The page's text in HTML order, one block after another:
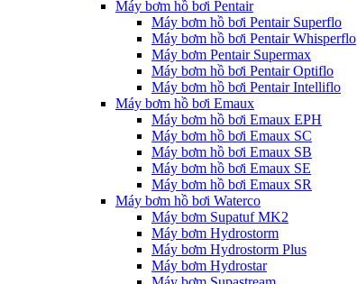
Máy bơm hồ bơi Pentair
Máy bơm hồ bơi Pentair Superflo
Máy bơm hồ bơi Pentair Whisperflo
Máy bơm Pentair Supermax
Máy bơm hồ bơi Pentair Optiflo
Máy bơm hồ bơi Pentair Intelliflo
Máy bơm hồ bơi Emaux
Máy bơm hồ bơi Emaux EPH
Máy bơm hồ bơi Emaux SC
Máy bơm hồ bơi Emaux SB
Máy bơm hồ bơi Emaux SE
Máy bơm hồ bơi Emaux SR
Máy bơm hồ bơi Waterco
Máy bơm Supatuf MK2
Máy bơm Hydrostorm
Máy bơm Hydrostorm Plus
Máy bơm Hydrostar